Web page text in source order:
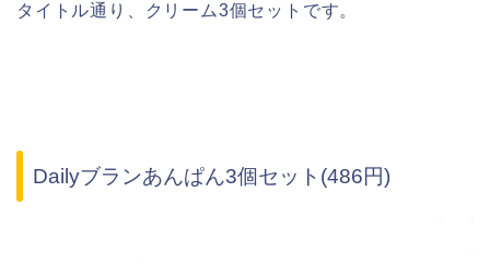
タイトル通り、クリーム3個セットです。
Dailyブランあんぱん3個セット(486円)